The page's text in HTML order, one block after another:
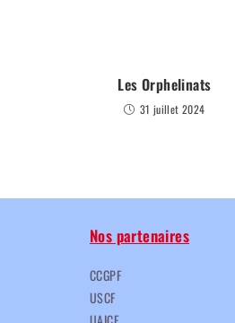
Les Orphelinats
31 juillet 2024
Nos partenaires
CCGPF
USCF